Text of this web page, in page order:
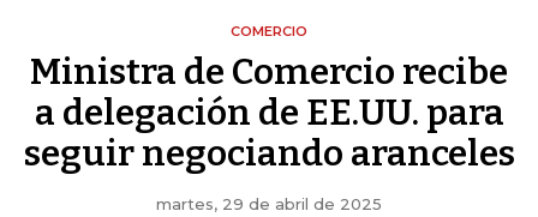
COMERCIO
Ministra de Comercio recibe
a delegación de EE.UU. para
seguir negociando aranceles
martes, 29 de abril de 2025